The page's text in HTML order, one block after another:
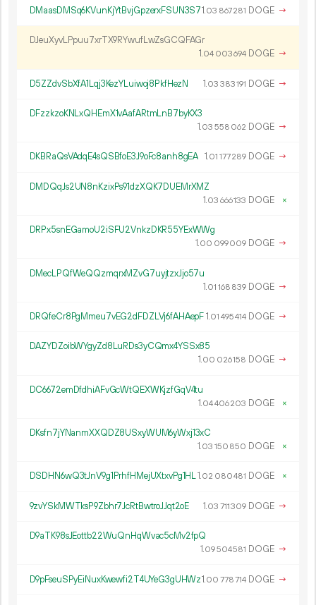
DMaasDMSq6KVunKjYtBvjGpzerxFSUN3S71.03 867281 DOGE →
DJeuXyvLPpuu7xrTX9RYwufLwZsGCQFAGr
1.04 003694 DOGE →
D5ZZdvSbXfA1Lqj3KezYLuiwoj8PkfHezN 1.03 383191 DOGE →
DFzzkzoKNLxQHEmX1vAafARtmLnB7byKX3
1.03 558 062 DOGE →
DKBRaQsVAdqE4sQSBfoE3J9oFc8anh8gEA 1.01 177289 DOGE →
DMDQqJs2UN8nKzixPs91dzXQK7DUEMrXMZ
1.03 666133 DOGE ×
DRPx5snEGamoU2iSFU2VnkzDKR55YExWWg
1.00 099009 DOGE →
DMecLPQfWeQQzmqrxMZvG7uyjtzxJjo57u
1.01 168 839 DOGE →
DRQfeCr8PgMmeu7vEG2dFDZLVj6fAHAepF1.01 495414 DOGE →
DAZYDZoibWYgyZd8LuRDs3yCQmx4YSSx85
1.00 026158 DOGE →
DC6672emDfdhiAFvGcWtQEXWKjzfGqV4tu
1.04406203 DOGE ×
DKsfn7jYNanmXXQDZ8USxyWUM6yWxj13xC
1.03 150 850 DOGE ×
DSDHN6wQ3tJnV9g1PrhfHMejUXtxvPg1HL1.02 080481 DOGE ×
9zvYSkMWTksP9Zbhr7JcRtBwtroJJqt2oE 1.03 711309 DOGE →
D9aTK98sJEottb22WuQnHqWvac5cMv2fpQ
1.09504581 DOGE →
D9pFseuSPyEiNuxKwewfi2T4UYeG3gUHWz1.00 778714 DOGE →